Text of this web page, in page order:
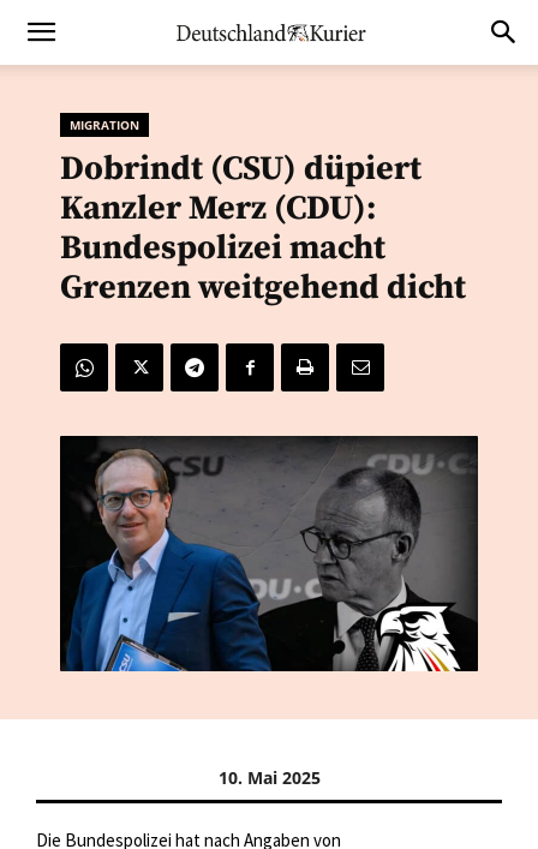
MIGRATION
Dobrindt (CSU) düpiert
Kanzler Merz (CDU):
Bundespolizei macht
Grenzen weitgehend dicht
10. Mai 2025
Die Bundespolizei hat nach Angaben von